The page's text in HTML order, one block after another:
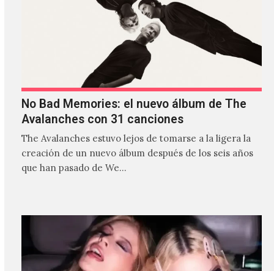
No Bad Memories: el nuevo álbum de The
Avalanches con 31 canciones
The Avalanches estuvo lejos de tomarse a la ligera la
creación de un nuevo álbum después de los seis años
que han pasado de We…